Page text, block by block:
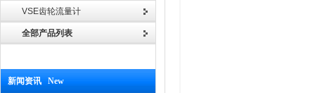
VSE齿轮流量计
全部产品列表
新闻资讯 New